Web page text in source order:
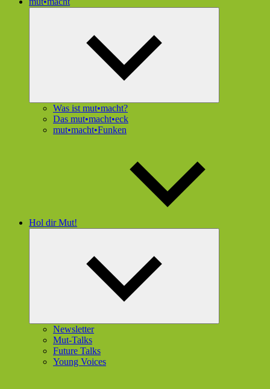
Was ist mut•macht?
Das mut•macht•eck
mut•macht•Funken
Hol dir Mut!
Newsletter
Mut-Talks
Future Talks
Young Voices